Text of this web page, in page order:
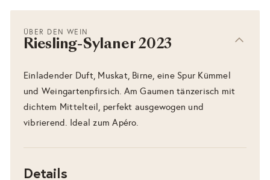
ÜBER DEN WEIN
Riesling-Sylaner 2023
Einladender Duft, Muskat, Birne, eine Spur Kümmel
und Weingartenpfirsich. Am Gaumen tänzerisch mit
dichtem Mittelteil, perfekt ausgewogen und
vibrierend. Ideal zum Apéro.
Details